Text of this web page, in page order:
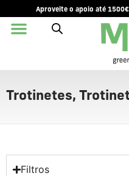
Aproveite o apoio até
Trotinetes,
Filtros